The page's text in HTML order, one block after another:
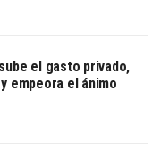
el gasto privado,
empeora el ánimo